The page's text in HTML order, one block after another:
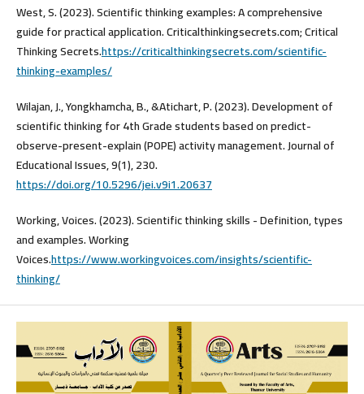
West, S. (2023). Scientific thinking examples: A comprehensive
guide for practical application. Criticalthinkingsecrets.com; Critical
Thinking Secrets.https://criticalthinkingsecrets.com/scientific-
thinking-examples/
Wilajan, J., Yongkhamcha, B., &Atichart, P. (2023). Development of
scientific thinking for 4th Grade students based on predict-
observe-present-explain (POPE) activity management. Journal of
Educational Issues, 9(1), 230.
https://doi.org/10.5296/jei.v9i1.20637
Working, Voices. (2023). Scientific thinking skills - Definition, types
and examples. Working
Voices.https://www.workingvoices.com/insights/scientific-
thinking/